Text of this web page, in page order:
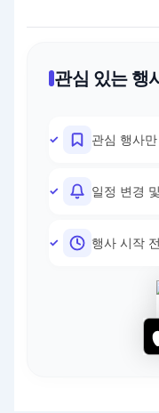
관심 있는 행
관심 행사
일정 변경
행사 시작